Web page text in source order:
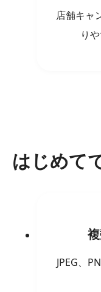
店舗キャ
り
はじめて
JPEG、